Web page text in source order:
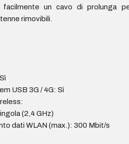
facilmente un cavo di prolunga
rimovibili.
USB 3G / 4G: Sì
(2,4 GHz)
dati WLAN (max.): 300 Mbit/s